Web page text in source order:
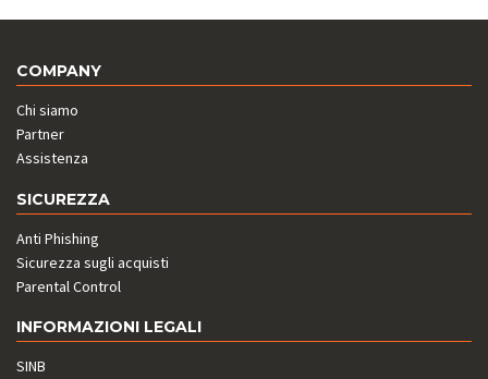
COMPANY
Chi siamo
Partner
Assistenza
SICUREZZA
Anti Phishing
Sicurezza sugli acquisti
Parental Control
INFORMAZIONI LEGALI
SINB